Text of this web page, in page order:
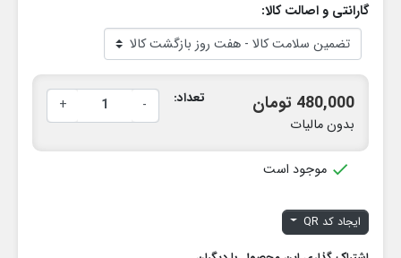
گارانتی و اصالت کالا:
480,000 تومان
بدون مالیات
تعداد: -
+
 موجود است
ایجاد کد QR